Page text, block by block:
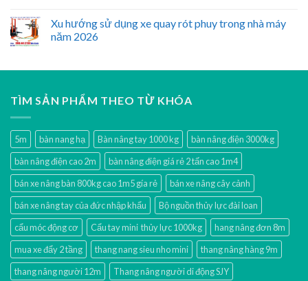
Xu hướng sử dụng xe quay rót phuy trong nhà máy
năm 2026
TÌM SẢN PHẨM THEO TỪ KHÓA
5m bàn nang hạ Bàn nâng tay 1000 kg
bàn nâng điện 3000kg
bàn nâng điện cao 2m
bàn nâng điện giá rẻ 2 tấn cao 1m4
bán xe nâng bàn 800kg cao 1m5 gía rẻ
bán xe nâng cây cảnh
bán xe nâng tay của đức nhập khẩu
Bộ nguồn thủy lực đài loan
cẩu móc động cơ
Cẩu tay mini thủy lực 1000kg
hang nâng đơn 8m
mua xe đẩy 2 tầng
thang nang sieu nho mini
thang nâng hàng 9m
thang nâng người 12m
Thang nâng người di động SJY